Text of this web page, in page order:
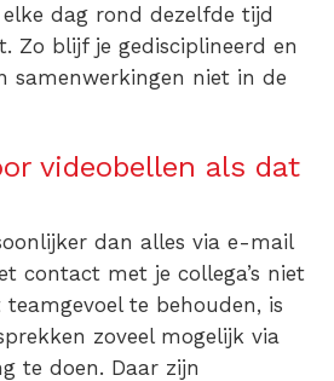
dag rond dezelfde tijd
Zo blijf je gedisciplineerd en
samenwerkingen niet in de
videobellen als dat
dan alles via e-mail
contact met je collega’s niet
te behouden, is
zoveel mogelijk via
te doen. Daar zijn